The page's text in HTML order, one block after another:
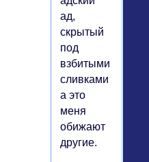
ад,
скрытый
под
взбитыми
сливками,
а это
меня
обижают
другие.